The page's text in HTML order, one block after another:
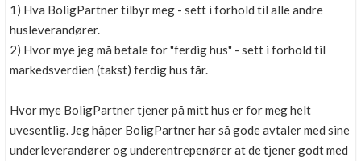
1) Hva BoligPartner tilbyr meg - sett i forhold til alle andre
husleverandører.
2) Hvor mye jeg må betale for "ferdig hus" - sett i forhold til
markedsverdien (takst) ferdig hus får.
Hvor mye BoligPartner tjener på mitt hus er for meg helt
uvesentlig. Jeg håper BoligPartner har så gode avtaler med sine
underleverandører og underentrepenører at de tjener godt med